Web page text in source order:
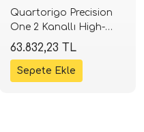
Quartorigo Precision
One 2 Kanallı High-
End Amplifikatör | 2 x
35W RMS | 100dB |
SPLHIFI
63.832,23 TL